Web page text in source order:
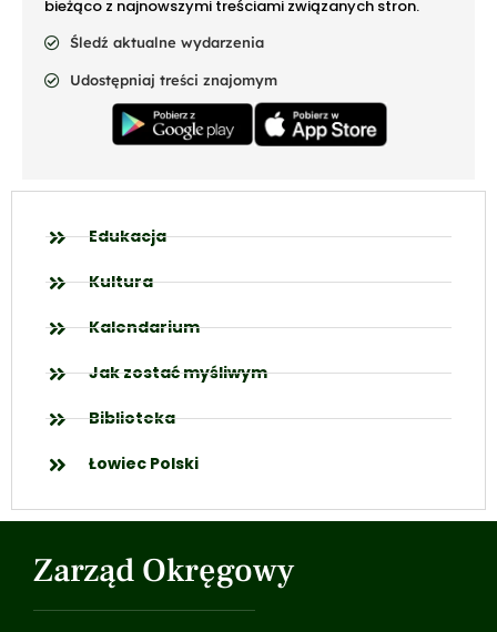
bieżąco z najnowszymi treściami związanych stron.
Śledź aktualne wydarzenia
Udostępniaj treści znajomym
Edukacja
Kultura
Kalendarium
Jak zostać myśliwym
Biblioteka
Łowiec Polski
Zarząd Okręgowy